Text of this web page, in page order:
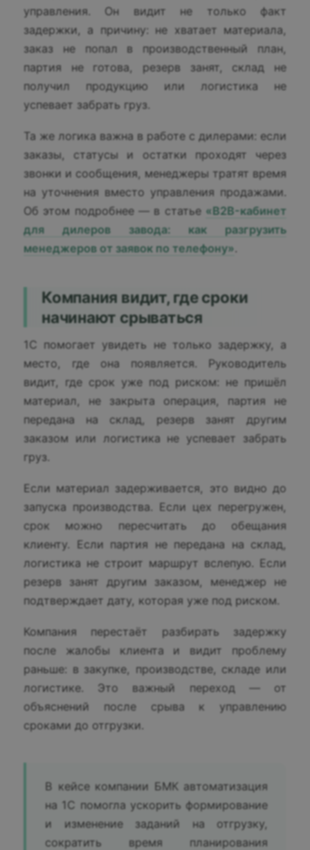
управления. Он видит не только факт
задержки, а причину: не хватает материала,
заказ не попал в производственный план,
партия не готова, резерв занят, склад не
получил продукцию или логистика не
успевает забрать груз.
Та же логика важна в работе с дилерами: если
заказы, статусы и остатки проходят через
звонки и сообщения, менеджеры тратят время
на уточнения вместо управления продажами.
Об этом подробнее — в статье «B2B-кабинет
для дилеров завода: как разгрузить
менеджеров от заявок по телефону».
Компания видит, где сроки
начинают срываться
1С помогает увидеть не только задержку, а
место, где она появляется. Руководитель
видит, где срок уже под риском: не пришёл
материал, не закрыта операция, партия не
передана на склад, резерв занят другим
заказом или логистика не успевает забрать
груз.
Если материал задерживается, это видно до
запуска производства. Если цех перегружен,
срок можно пересчитать до обещания
клиенту. Если партия не передана на склад,
логистика не строит маршрут вслепую. Если
резерв занят другим заказом, менеджер не
подтверждает дату, которая уже под риском.
Компания перестаёт разбирать задержку
после жалобы клиента и видит проблему
раньше: в закупке, производстве, складе или
логистике. Это важный переход — от
объяснений после срыва к управлению
сроками до отгрузки.
В кейсе компании БМК автоматизация
на 1С помогла ускорить формирование
и изменение заданий на отгрузку,
сократить время планирования